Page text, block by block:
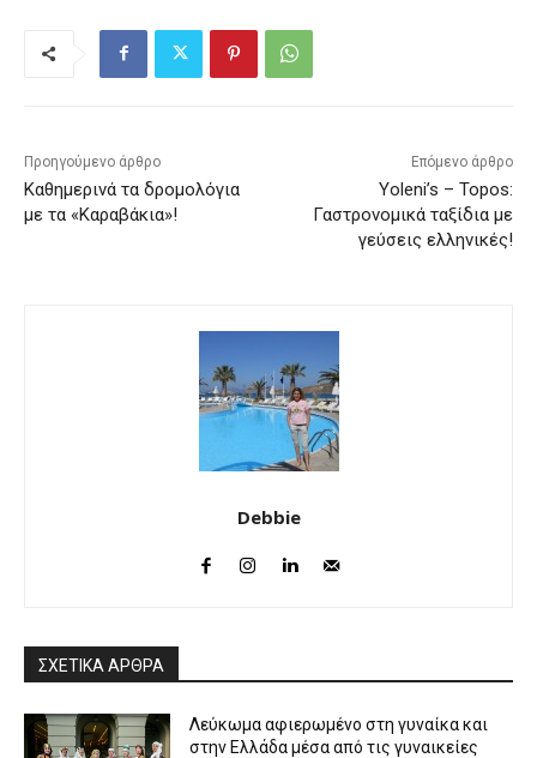
Προηγούμενο άρθρο
Καθημερινά τα δρομολόγια
με τα «Καραβάκια»!
Επόμενο άρθρο
Yoleni’s – Topos:
Γαστρονομικά ταξίδια με
γεύσεις ελληνικές!
Debbie
ΣΧΕΤΙΚΑ ΑΡΘΡΑ
Λεύκωμα αφιερωμένο στη γυναίκα και
στην Ελλάδα μέσα από τις γυναικείες